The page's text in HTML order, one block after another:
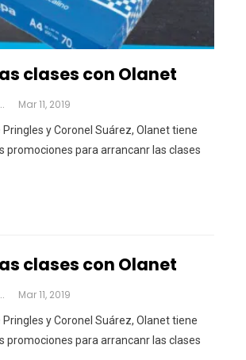
clases con Olanet
Mar 11, 2019
Pringles y Coronel Suárez, Olanet tiene
promociones para arrancanr las clases
clases con Olanet
Mar 11, 2019
Pringles y Coronel Suárez, Olanet tiene
promociones para arrancanr las clases